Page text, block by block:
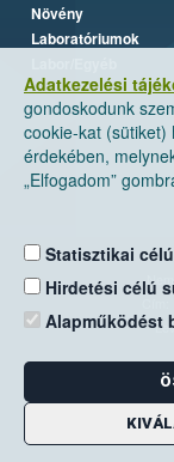
Adatkezelési
gondoskodunk
cookie-kat (sütiket)
érdekében,
„Elfogadom”
Statisztikai
Hirdetési célú
Alapműködést
Növény
Laboratóriumok